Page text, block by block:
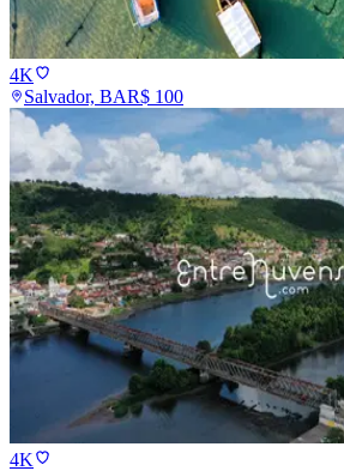
4K
Salvador, BAR$ 100
4K